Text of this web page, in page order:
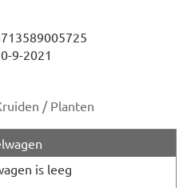
9-2021
/ Planten
is leeg